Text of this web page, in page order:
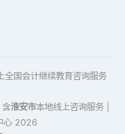
全国会计继续教育咨询服务
含淮安市本地线上咨询服务 |
心 2026